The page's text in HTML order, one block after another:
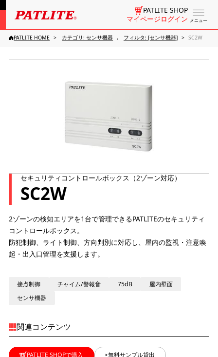
メニュー
PATLITE SHOP
マイページログイン
PATLITE HOME カテゴリ: センサ機器 フィルタ: [センサ機器] SC2W
セキュリティコントロールボックス（2ゾーン対応）
SC2W
2ゾーンの検知エリアを1台で管理できるPATLITEのセキュリティ
コントロールボックス。
防犯制御、ライト制御、方向判別に対応し、屋内の監視・注意喚
起・出入口管理を支援します。
接点制御 チャイム/警報音 75dB
屋内壁面
センサ機器
関連コンテンツ
PATLITE SHOPで購入 無料サンプル貸出